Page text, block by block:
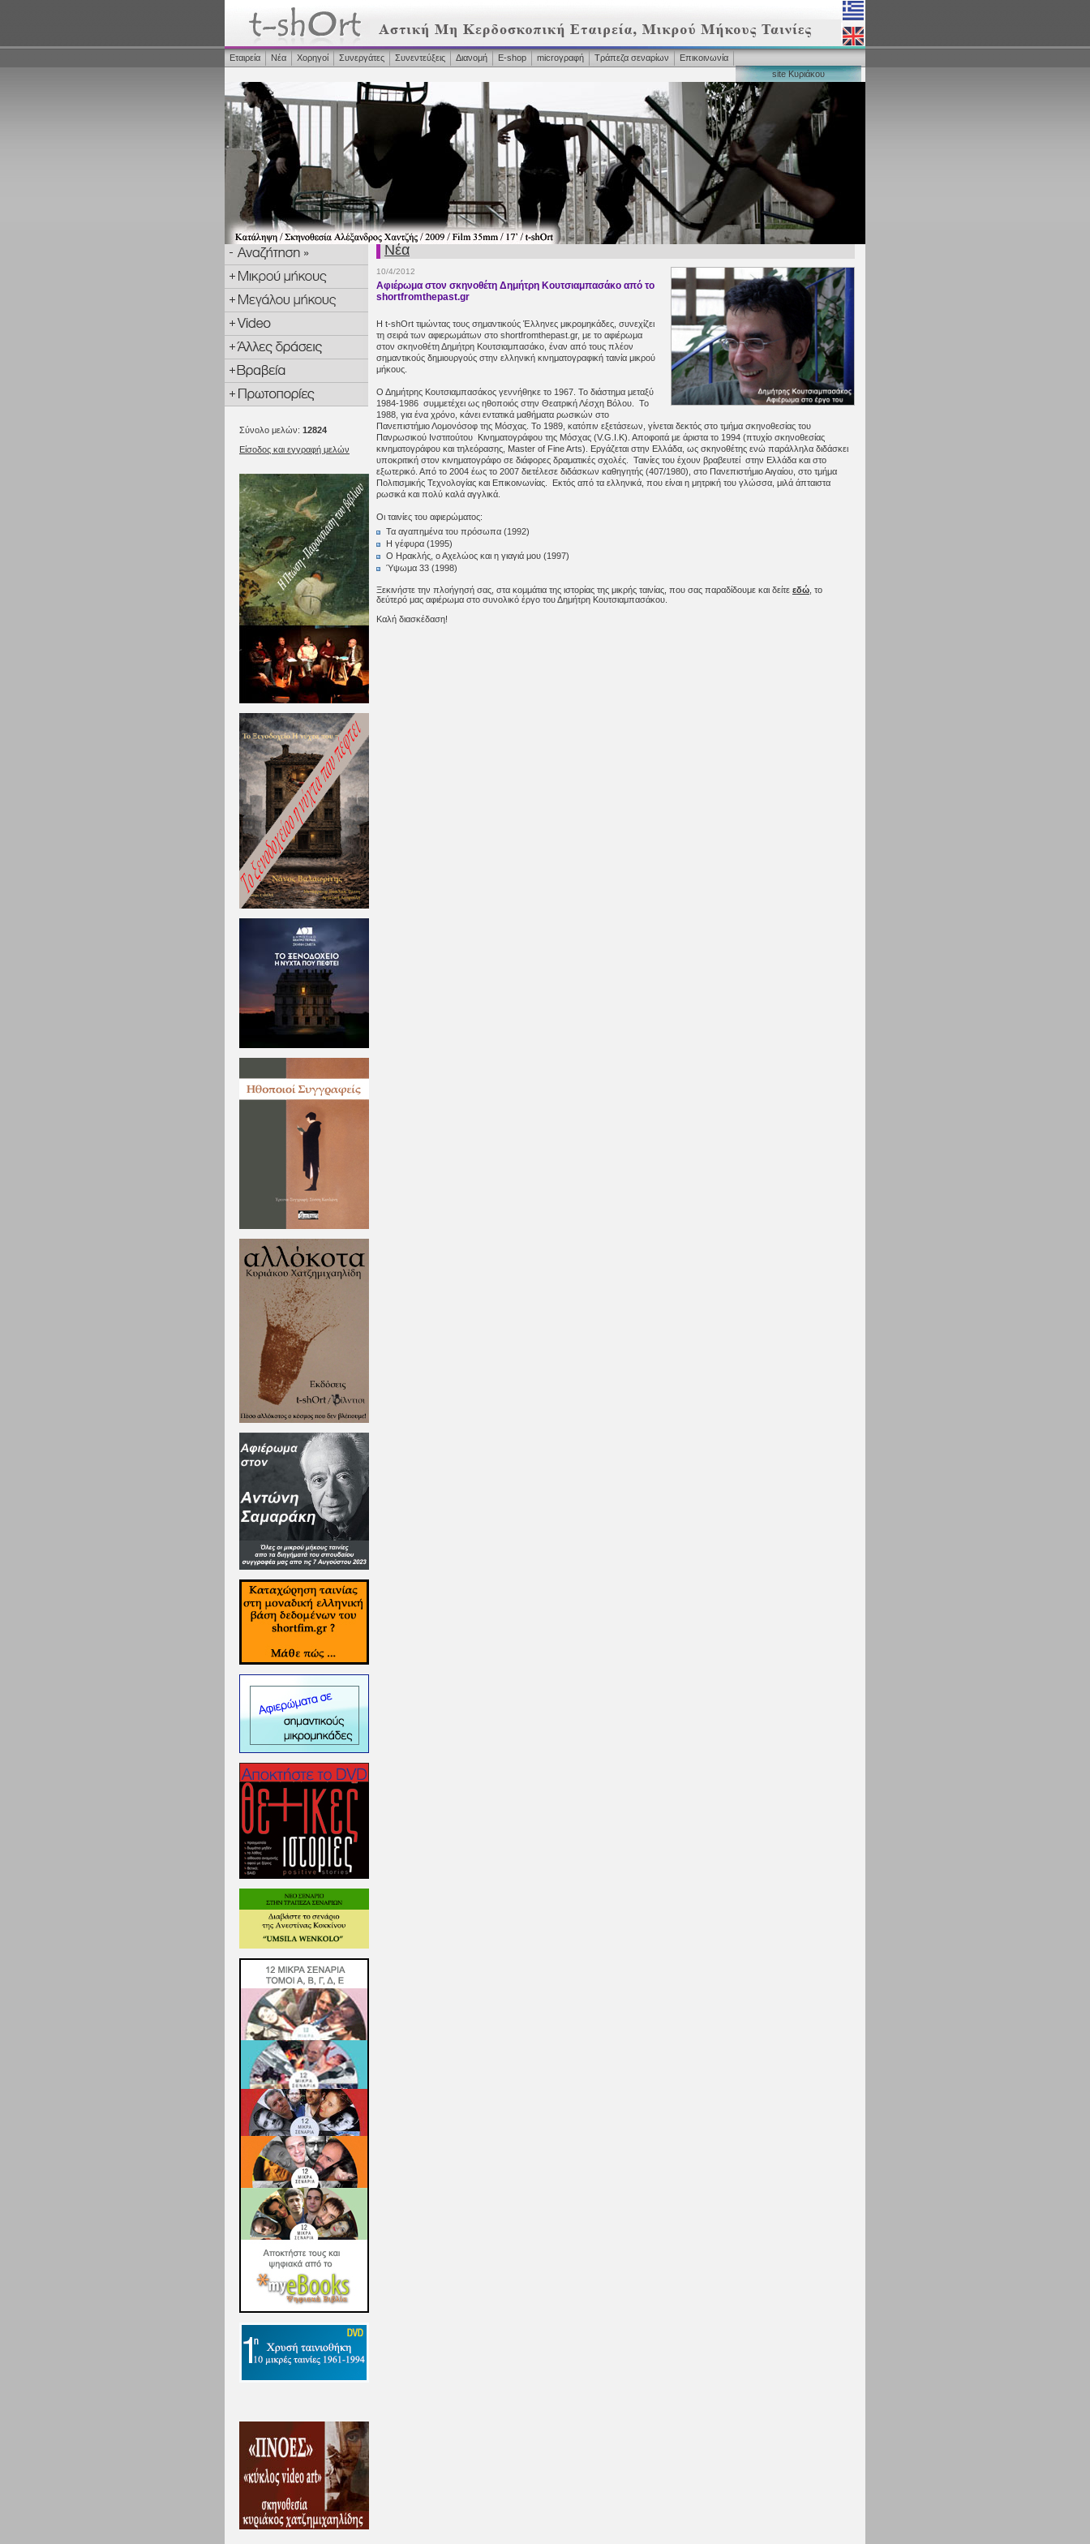
Εταιρεία Νέα Χορηγοί Συνεργάτες Συνεντεύξεις Διανομή Ε-shop microγραφή Τράπεζα σεναρίων
Επικοινωνία
site Κυριάκου
Σύνολο μελών: 12824
Είσοδος και εγγραφή μελών
Νέα
10/4/2012
Αφιέρωμα στον σκηνοθέτη Δημήτρη Κουτσιαμπασάκο από το
shortfromthepast.gr
Η t-shOrt τιμώντας τους σημαντικούς Έλληνες μικρομηκάδες, συνεχίζει
τη σειρά των αφιερωμάτων στο shortfromthepast.gr, με το αφιέρωμα
στον σκηνοθέτη Δημήτρη Κουτσιαμπασάκο, έναν από τους πλέον
σημαντικούς δημιουργούς στην ελληνική κινηματογραφική ταινία μικρού
μήκους.
Ο Δημήτρης Κουτσιαμπασάκος γεννήθηκε το 1967. Το διάστημα μεταξύ
1984-1986 συμμετέχει ως ηθοποιός στην Θεατρική Λέσχη Βόλου. Το
1988, για ένα χρόνο, κάνει εντατικά μαθήματα ρωσικών στο
Πανεπιστήμιο Λομονόσοφ της Μόσχας. Το 1989, κατόπιν εξετάσεων, γίνεται δεκτός στο τμήμα σκηνοθεσίας του
Πανρωσικού Ινστιτούτου Κινηματογράφου της Μόσχας (V.G.I.K). Αποφοιτά με άριστα το 1994 (πτυχίο σκηνοθεσίας
κινηματογράφου και τηλεόρασης, Master of Fine Arts). Eργάζεται στην Ελλάδα, ως σκηνοθέτης ενώ παράλληλα διδάσκει
υποκριτική στον κινηματογράφο σε διάφορες δραματικές σχολές. Ταινίες του έχουν βραβευτεί στην Ελλάδα και στο
εξωτερικό. Από το 2004 έως το 2007 διετέλεσε διδάσκων καθηγητής (407/1980), στο Πανεπιστήμιο Αιγαίου, στο τμήμα
Πολιτισμικής Τεχνολογίας και Επικοινωνίας. Εκτός από τα ελληνικά, που είναι η μητρική του γλώσσα, μιλά άπταιστα
ρωσικά και πολύ καλά αγγλικά.
Οι ταινίες του αφιερώματος:
Τα αγαπημένα του πρόσωπα (1992)
Η γέφυρα (1995)
Ο Ηρακλής, ο Αχελώος και η γιαγιά μου (1997)
Ύψωμα 33 (1998)
Ξεκινήστε την πλοήγησή σας, στα κομμάτια της ιστορίας της μικρής ταινίας, που σας παραδίδουμε και δείτε εδώ , το
δεύτερό μας αφιέρωμα στο συνολικό έργο του Δημήτρη Κουτσιαμπασάκου.
Καλή διασκέδαση!